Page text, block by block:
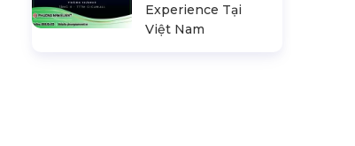
Experience Tại
Việt Nam